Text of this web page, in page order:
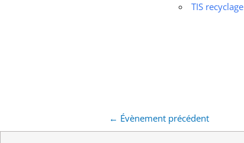
TIS recyclage
← Évènement précédent